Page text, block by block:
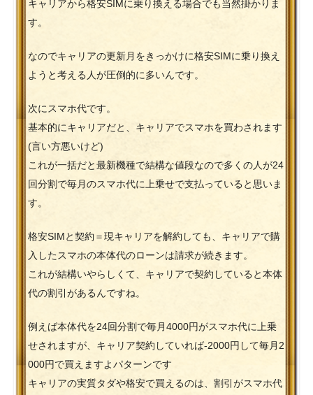
キャリアから格安SIMに乗り換える場合でも当然掛かりま
す。
なのでキャリアの更新月をきっかけに格安SIMに乗り換え
ようと考える人が圧倒的に多いんです。
次にスマホ代です。
基本的にキャリアだと、キャリアでスマホを買わされます
(言い方悪いけど)
これが一括だと最新機種で結構な値段なので多くの人が24
回分割で毎月のスマホ代に上乗せで支払っていると思いま
す。
格安SIMと契約＝現キャリアを解約しても、キャリアで購
入したスマホの本体代のローンは請求が続きます。
これが結構いやらしくて、キャリアで契約していると本体
代の割引があるんですね。
例えば本体代を24回分割で毎月4000円がスマホ代に上乗
せされますが、キャリア契約していれば-2000円して毎月2
000円で買えますよパターンです
キャリアの実質タダや格安で買えるのは、割引がスマホ代